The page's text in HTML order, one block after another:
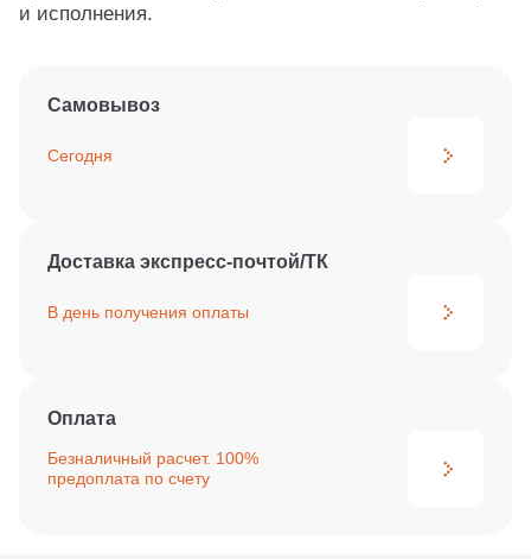
и исполнения.
Самовывоз
Сегодня
Доставка экспресс-почтой/ТК
В день получения оплаты
Оплата
Безналичный расчет. 100%
предоплата по счету